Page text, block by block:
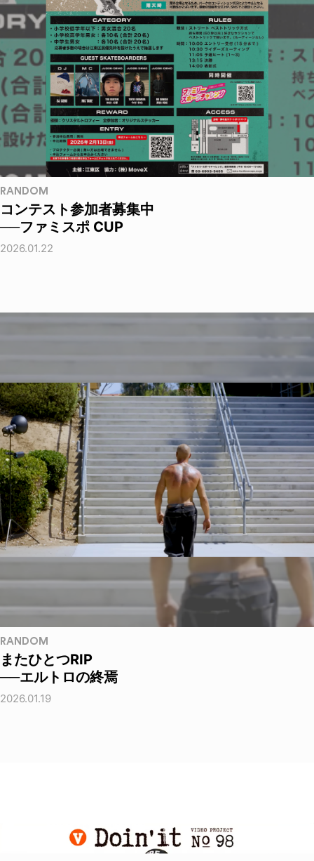
RANDOM
コンテスト参加者募集中
──ファミスポ CUP
2026.01.22
RANDOM
またひとつRIP
──エルトロの終焉
2026.01.19